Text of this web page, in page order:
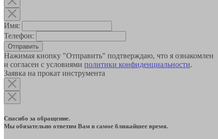
Имя:
Телефон:
Отправить
Нажимая кнопку "Отправить" подтверждаю, что я ознакомлен
и согласен с условиями политики конфиденциальности.
Заявка на прокат инструмента
Спасибо за обращение.
Мы обязательно ответим Вам в самое ближайшее время.